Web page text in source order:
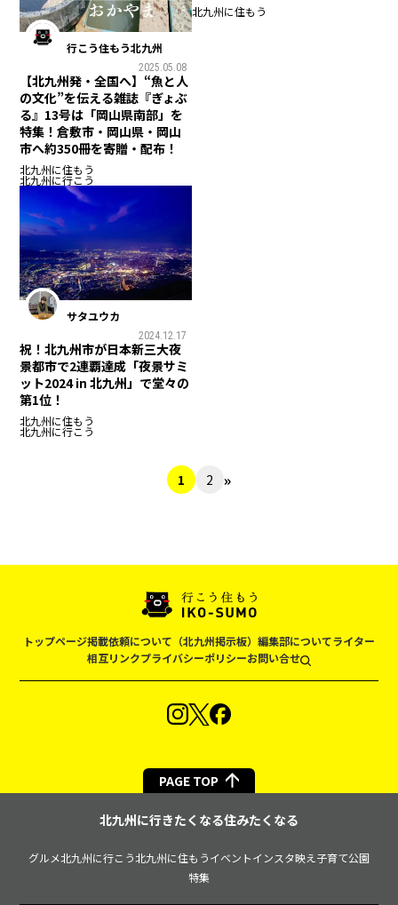
行こう住もう北九州
2025.05.08
【北九州発・全国へ】“魚と人
の文化”を伝える雑誌『ぎょぶ
る』13号は「岡山県南部」を
特集！倉敷市・岡山県・岡山
市へ約350冊を寄贈・配布！
北九州に住もう
北九州に行こう
北九州に住もう
サタユウカ
2024.12.17
祝！北九州市が日本新三大夜
景都市で2連覇達成「夜景サミ
ット2024 in 北九州」で堂々の
第1位！
北九州に住もう
北九州に行こう
1 2 »
トップページ掲載依頼について（北九州掲示板） 編集部についてライター
相互リンクプライバシーポリシーお問い合せ
PAGE TOP
北九州に行きたくなる住みたくなる
グルメ北九州に行こう北九州に住もうイベントインスタ映え 子育て公園
特集